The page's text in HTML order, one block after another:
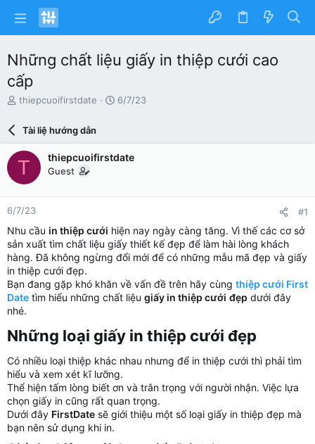
Những chất liệu giấy in thiệp cưới cao
cấp
N
ư
i
k
h
ở
i
t
thiepcuoifirstdate
N
ử
6/7/23
Tài liệ hướng dẫn
T thiepcuoifirstdate
Guest
6/7/23 #1
Nhu cầu in thiệp cưới hiện nay ngày càng tăng. Vì thế các cơ sở
sản xuất tìm chất liệu giấy thiết kế đẹp để làm hài lòng khách
hàng. Đã không ngừng đổi mới để có những mẫu mã đẹp và giấy
in thiệp cưới đẹp.
Bạn đang gặp khó khăn về vấn đề trên hãy cùng thiệp cưới First
Date tìm hiểu những chất liệu giấy in thiệp cưới đẹp dưới đây
nhé.
Những loại giấy in thiệp cưới đẹp​
Có nhiều loại thiệp khác nhau nhưng để in thiệp cưới thì phải tìm
hiểu và xem xét kĩ lưỡng.
Thể hiện tấm lòng biết ơn và trân trọng với người nhận. Việc lựa
chọn giấy in cũng rất quan trọng.
Dưới đây FirstDate sẽ giới thiệu một số loại giấy in thiệp đẹp mà
bạn nên sử dụng khi in.